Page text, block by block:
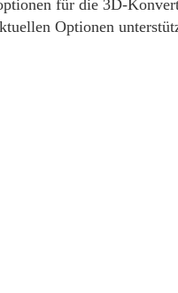
für die 3D-
Optionen